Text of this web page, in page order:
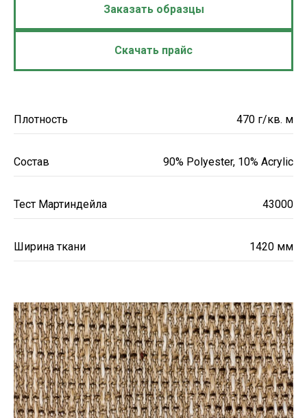
Заказать образцы
Скачать прайс
Плотность 470 г/кв. м
Состав 90% Polyester, 10% Acrylic
Тест Мартиндейла 43000
Ширина ткани 1420 мм